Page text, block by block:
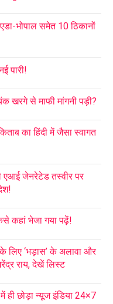
भोपाल समेत 10 ठिकानों
पारी!
खरगे से माफी मांगनी पड़ी?
का हिंदी में जैसा स्वागत
एआई जेनरेटेड तस्वीर पर
कहां भेजा गया पढ़ें!
लिए ‘भड़ास’ के अलावा और
राय, देखें लिस्ट
ही छोड़ा न्यूज इंडिया 24×7